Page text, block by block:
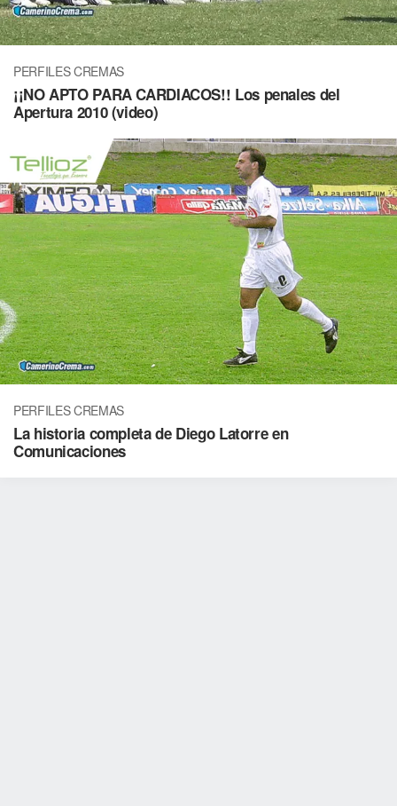
PERFILES CREMAS
¡¡NO APTO PARA CARDIACOS!! Los penales del
Apertura 2010 (video)
PERFILES CREMAS
La historia completa de Diego Latorre en
Comunicaciones